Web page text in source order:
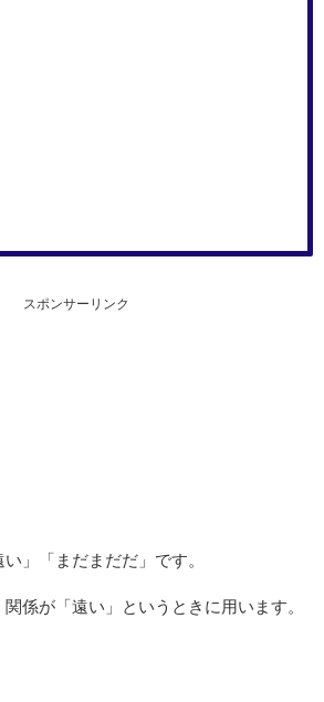
スポンサーリンク
」「まだまだだ」です。
係が「遠い」というときに用います。